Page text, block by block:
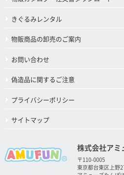
きぐるみレンタル
物販商品の卸売のご案内
お問い合わせ
偽造品に関するご注意
プライバシーポリシー
サイトマップ
株式会社アミ
〒110-0005
東京都台東区上野